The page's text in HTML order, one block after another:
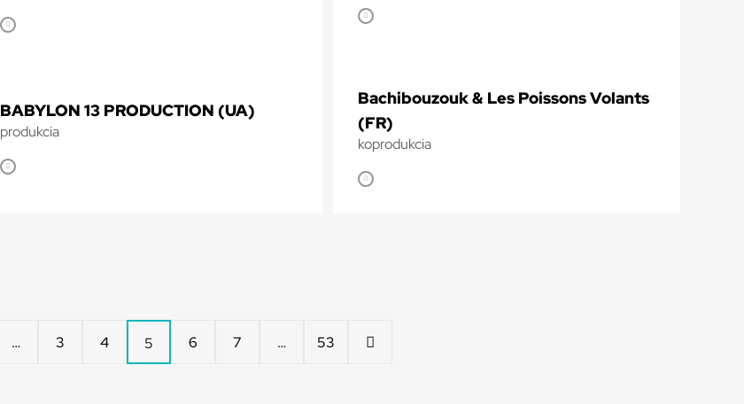
BABYLON 13 PRODUCTION (UA)
produkcia
Bachibouzouk & Les Poissons Volants
(FR)
koprodukcia
… 3 4 5 6 7 … 53